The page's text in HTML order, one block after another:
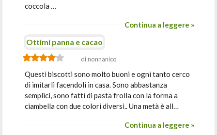
coccola …
Continua a leggere »
Ottimi panna e cacao
di nonnanico
Questi biscotti sono molto buoni e ogni tanto cerco
di imitarli facendoli in casa. Sono abbastanza
semplici, sono fatti di pasta frolla con la forma a
ciambella con due colori diversi.. Una metà è all…
Continua a leggere »